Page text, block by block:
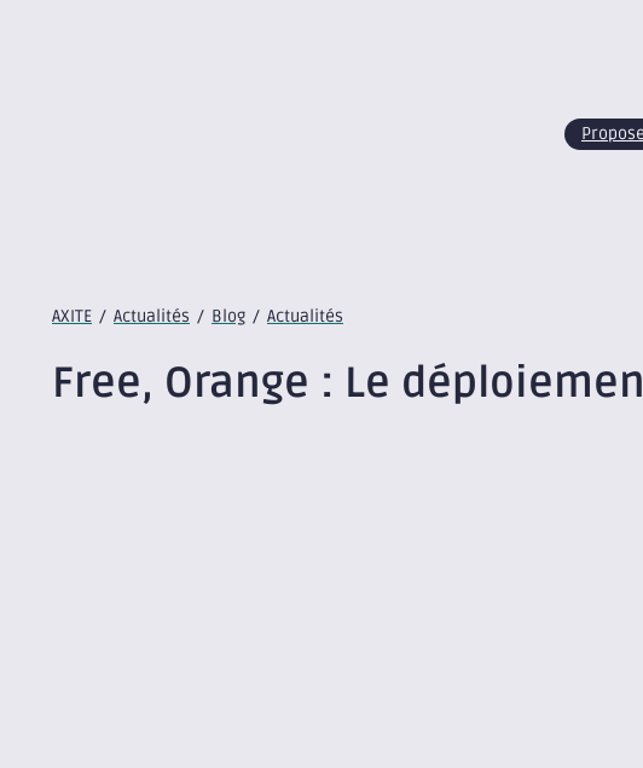
AXITE / Actualités / Blog / Actualités
Free, Orange : Le